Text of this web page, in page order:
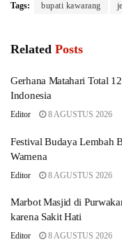
Tags: bupati kawarang
Related Posts
Gerhana Matahari Total
Indonesia
Editor 8 AGUSTUS 2026
Festival Budaya Lembah
Wamena
Editor 8 AGUSTUS 2026
Marbot Masjid di
karena Sakit Hati
Editor 8 AGUSTUS 2026